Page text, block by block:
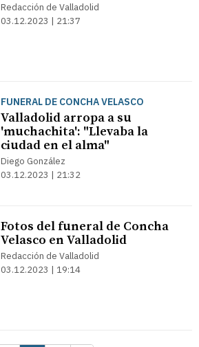
Redacción de Valladolid
03.12.2023 | 21:37
FUNERAL DE CONCHA VELASCO
Valladolid arropa a su
'muchachita': "Llevaba la
ciudad en el alma"
Diego González
03.12.2023 | 21:32
Fotos del funeral de Concha
Velasco en Valladolid
Redacción de Valladolid
03.12.2023 | 19:14